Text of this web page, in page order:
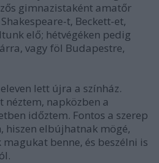
gimnazistaként amatőr
t, Beckett-et,
elő; hétvégéken pedig
vagy föl Budapestre,
lett újra a színház.
néztem, napközben a
időztem. Fontos a szerep
hiszen elbújhatnak mögé,
benne, és beszélni is